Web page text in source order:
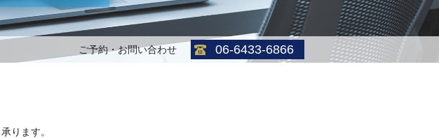
ご予約・お問い合わせ 06-6433-6866
ります。